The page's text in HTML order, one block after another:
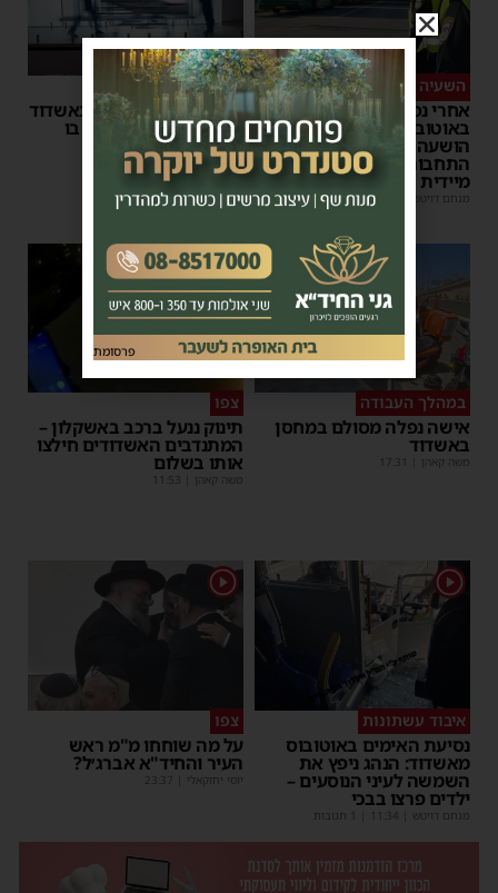
השעיה מיידית
אחרי נסיעת האימים
באוטובוס מאשדוד: הנהג
הושעה מתפקידו – משרד
התחבורה הורה על בדיקה
מיידית
מנחם דויטש 17:44 | 3 תגובות
ליבו שב לפעום
אדם התמוטט בביתו באשדוד
– כוחות ההצלה ביצעו בו
פעולות החייאה
מנחם דויטש 17:35
במהלך העבודה
אישה נפלה מסולם במחסן
באשדוד
משה קאהן 17:31
1
צפו
תינוק ננעל ברכב באשקלון –
המתנדבים האשדודים חילצו
אותו בשלום
משה קאהן 11:53
1
איבוד עשתונות
נסיעת האימים באוטובוס
מאשדוד: הנהג ניפץ את
השמשה לעיני הנוסעים –
ילדים פרצו בבכי
מנחם דויטש 11:34
1
צפו
על מה שוחחו מ"מ ראש
העיר והחיד"א אברג׳ל?
יוסי יחזקאלי 23:37
פרסומת